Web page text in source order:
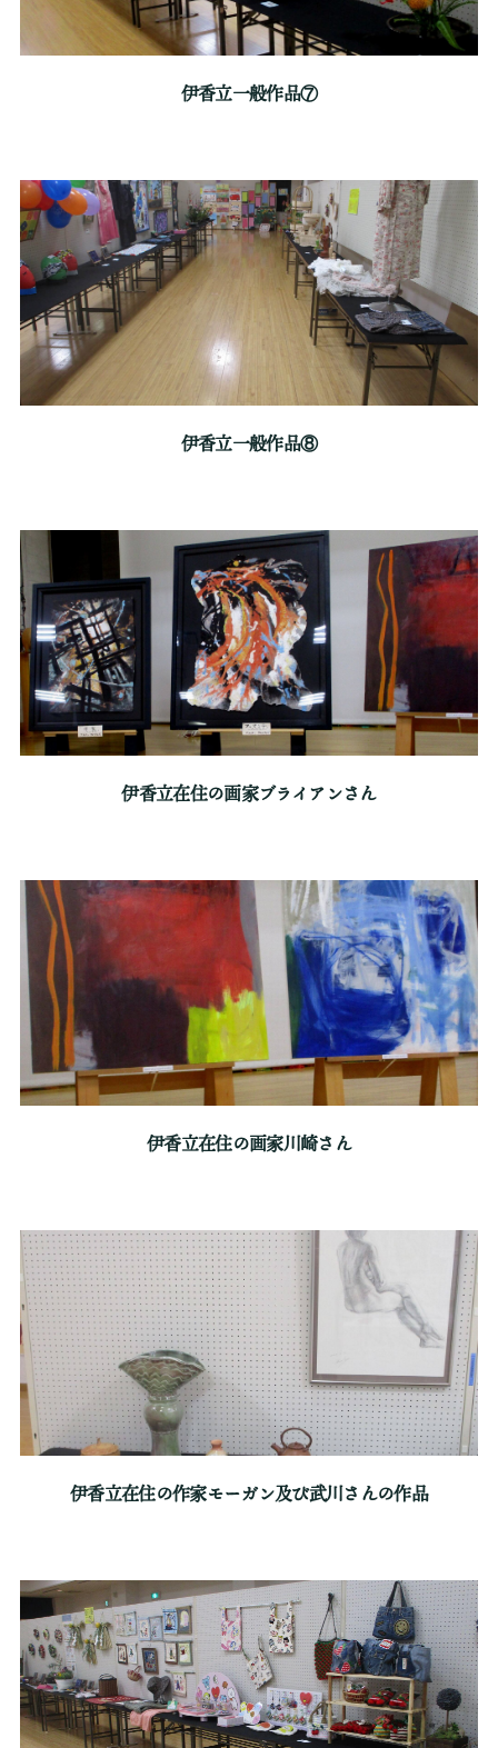
伊香立一般作品⑦
伊香立一般作品⑧
伊香立在住の画家ブライアンさん
伊香立在住の画家川崎さん
伊香立在住の作家モーガン及び武川さんの作品